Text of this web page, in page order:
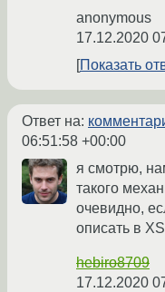
anonymous
17.12.2020
Показать
Ответ на:
06:51:58 +00:00
я смотрю,
такого
очевидно,
описать в
hebiro8709
17.12.2020